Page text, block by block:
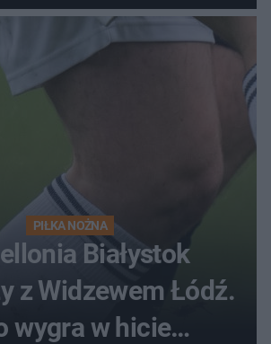
PIŁKA NOŻNA
Białystok
z Widzewem Łódź.
wygra w hicie